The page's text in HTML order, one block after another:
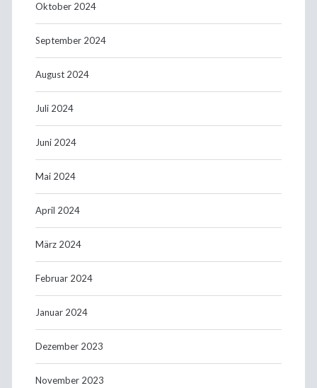
Oktober 2024
September 2024
August 2024
Juli 2024
Juni 2024
Mai 2024
April 2024
März 2024
Februar 2024
Januar 2024
Dezember 2023
November 2023